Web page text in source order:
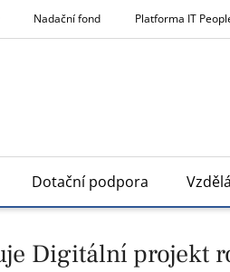
Nadační fond Platforma IT
Dotační podpora
Digitální projekt